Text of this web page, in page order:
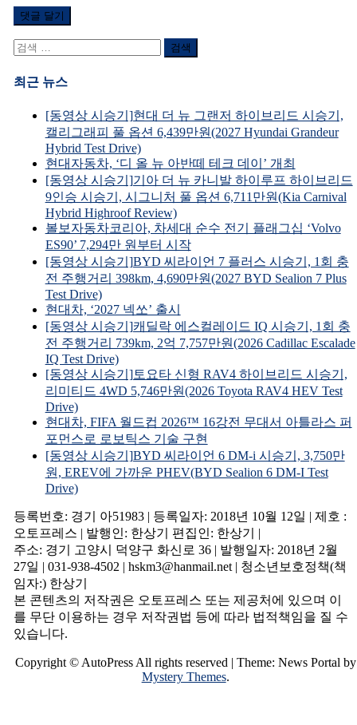
검
어:
최근 뉴스
[동영상 시승기]현대 더 뉴 그랜저 하이브리드 시승기,
캘리그래피 풀 옵션 6,439만원(2027 Hyundai Grandeur
Hybrid Test Drive)
현대자동차, ‘디 올 뉴 아반떼 테크 데이’ 개최
[동영상 시승기]기아 더 뉴 카니발 하이루프 하이브리드
9인승 시승기, 시그니처 풀 옵션 6,711만원(Kia Carnival
Hybrid Highroof Review)
볼보자동차코리아, 차세대 순수 전기 플래그십 ‘Volvo
ES90’ 7,294만 원부터 시작
[동영상 시승기]BYD 씨라이언 7 플러스 시승기, 1회 충
전 주행거리 398km, 4,690만원(2027 BYD Sealion 7 Plus
Test Drive)
현대차, ‘2027 넥쏘’ 출시
[동영상 시승기]캐딜락 에스컬레이드 IQ 시승기, 1회 충
전 주행거리 739km, 2억 7,757만원(2026 Cadillac Escalade
IQ Test Drive)
[동영상 시승기]토요타 신형 RAV4 하이브리드 시승기,
리미티드 4WD 5,746만원(2026 Toyota RAV4 HEV Test
Drive)
현대차, FIFA 월드컵 2026™ 16강전 무대서 아틀라스 퍼
포먼스로 로보틱스 기술 구현
[동영상 시승기]BYD 씨라이언 6 DM-i 시승기, 3,750만
원, EREV에 가까운 PHEV(BYD Sealion 6 DM-I Test
Drive)
등록번호: 경기 아51983 | 등록일자: 2018년 10월 12일 | 제호 :
오토프레스 | 발행인: 한상기 편집인: 한상기 |
주소: 경기 고양시 덕양구 화신로 36 | 발행일자: 2018년 2월
27일 | 031-938-4502 | hskm3@hanmail.net | 청소년보호정책(책
임자:) 한상기
본 콘텐츠의 저작권은 오토프레스 또는 제공처에 있으며 이
를 무단 이용하는 경우 저작권법 등에 따라 법적책임을 질 수
있습니다.
Copyright © AutoPress All rights reserved | Theme: News Portal by
Mystery Themes.